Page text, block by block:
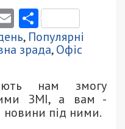
Email
, Популярні
зрада,Офіс
нам змогу
ЗМІ, а вам -
новини під ними.